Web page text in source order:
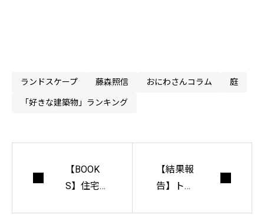
ランドスケープ 藤森照信 おにわさんコラム 庭
「好きな建築物」ランキング
【BOOK
S】住宅
【結果報
告】トウ